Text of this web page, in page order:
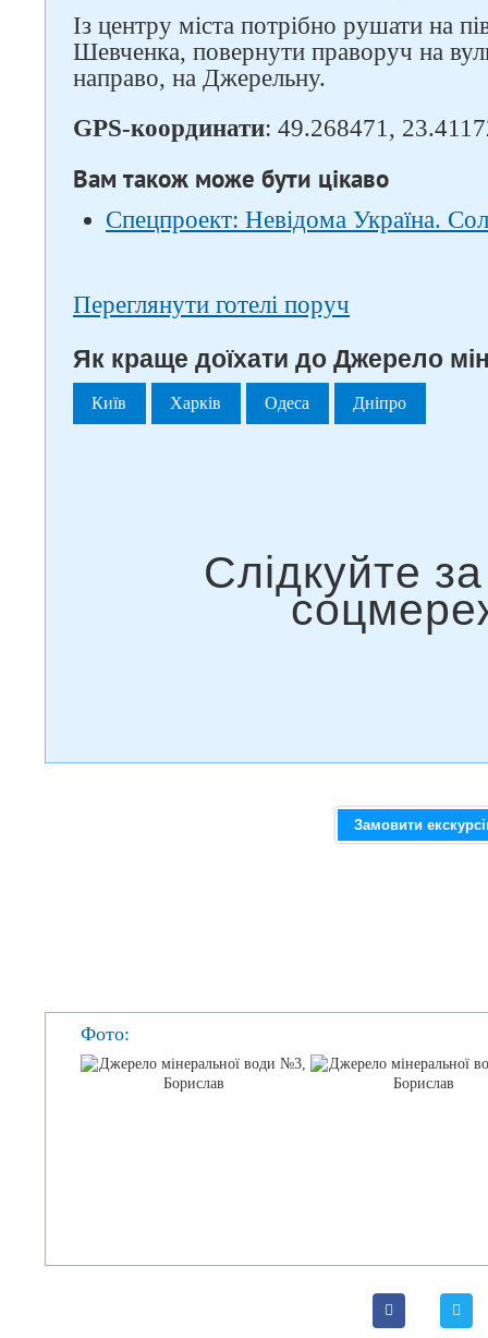
Із центру міста потрібно рушати на
Шевченка, повернути праворуч на
направо, на Джерельну.
GPS-координати: 49.268471,
Вам також може бути цікаво
Спецпроект: Невідома Україна.
Переглянути готелі поруч
Як краще доїхати до Джерело
Київ Харків Одеса Дніпро
Замовити
Фото: